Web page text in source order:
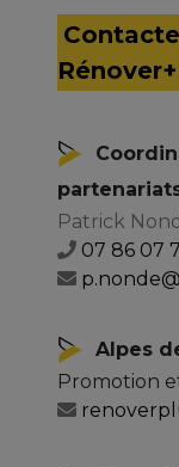
Rénover+
Patrick
07 86 07
Alpes
Promotion